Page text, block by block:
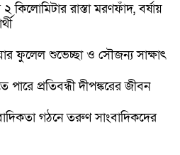
কিলোমিটার রাস্তা মরণফাঁদ, বর্ষায়
ফুলেল শুভেচ্ছা ও সৌজন্য সাক্ষাৎ
প্রতিবন্ধী দীপঙ্করের জীবন
গঠনে তরুণ সাংবাদিকদের